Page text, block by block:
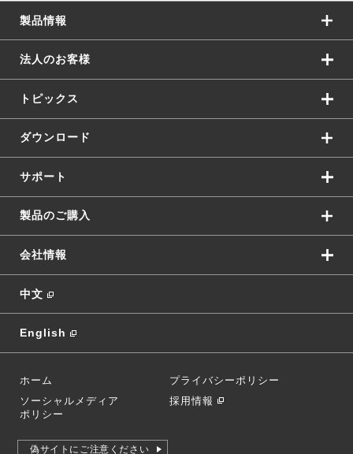
製品情報
法人のお客様
トピックス
ダウンロード
サポート
製品のご購入
会社情報
中文
English
ホーム
プライバシーポリシー
ソーシャルメディア
ポリシー
採用情報
偽サイトにご注意ください